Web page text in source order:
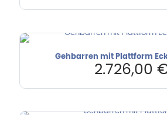
Gehbarren mit Plattform
2.726,00